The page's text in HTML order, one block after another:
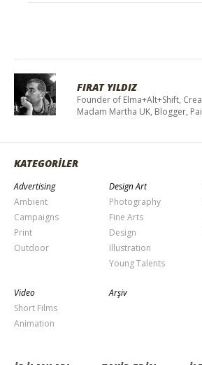
FIRAT YILDIZ
Founder of Elma+Alt+Shift,
Madam Martha UK, Blogger,
KATEGORİLER
Advertising
Ambient
Campaigns
Print
Outdoor
Design Art
Photography
Fine Arts
Design
Illustration
Young Talents
Video
Short Films
Animation
Arşiv